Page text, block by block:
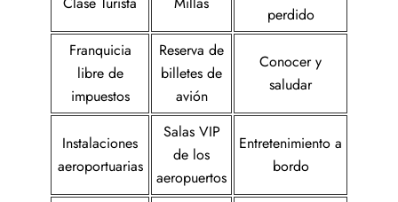
perdido
Franquicia
libre de
impuestos
Reserva de
billetes de
avión
Conocer y
saludar
Instalaciones
aeroportuarias
Salas VIP
de los
aeropuertos
Entretenimiento a
bordo